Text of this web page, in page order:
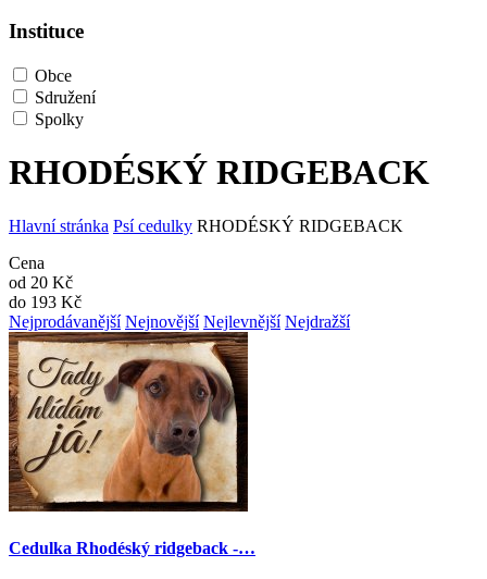
Instituce
Obce
Sdružení
Spolky
RHODÉSKÝ RIDGEBACK
Hlavní stránka Psí cedulky RHODÉSKÝ RIDGEBACK
Cena
od 20 Kč
do 193 Kč
Nejprodávanější Nejnovější Nejlevnější Nejdražší
Cedulka Rhodéský ridgeback -…